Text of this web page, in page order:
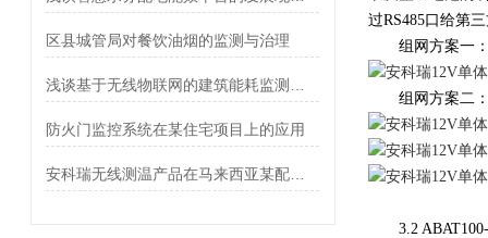
区县城管局对餐饮油烟的监测与治理
防火门监控系统在某住宅项目上的应用
过RS485口给第
组网方案一：
组网方案二：
3.2 ABAT100-